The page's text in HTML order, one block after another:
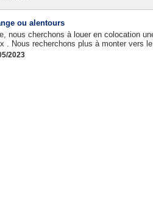
ou alentours
nous cherchons à louer en colocation
. Nous recherchons plus à monter vers
2023